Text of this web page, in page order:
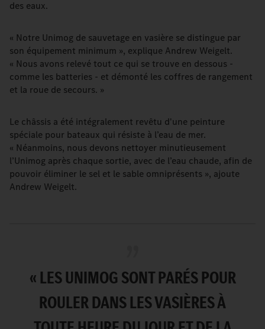
des eaux.
« Notre Unimog de sauvetage en vasière se distingue par
son équipement minimum », explique Andrew Weigelt.
« Nous avons relevé tout ce qui se trouve en dessous -
comme les batteries - et démonté les coffres de rangement
et la roue de secours. »
Le châssis a été intégralement revêtu d'une peinture
spéciale pour bateaux qui résiste à l’eau de mer.
« Néanmoins, nous devons nettoyer minutieusement
l’Unimog après chaque sortie, avec de l’eau chaude, afin de
pouvoir éliminer le sel et le sable omniprésents », ajoute
Andrew Weigelt.
« LES UNIMOG SONT PARÉS POUR
ROULER DANS LES VASIÈRES À